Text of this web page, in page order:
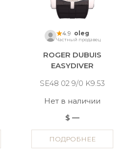
4.9 oleg
Частный продавец
ROGER DUBUIS
EASYDIVER
SE48 02 9/0 K9.53
Нет в наличии
$ —
ПОДРОБНЕЕ